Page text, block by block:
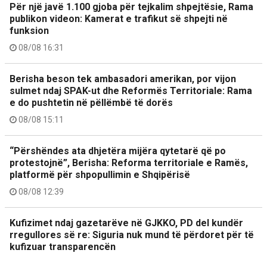
Për një javë 1.100 gjoba për tejkalim shpejtësie, Rama
publikon videon: Kamerat e trafikut së shpejti në
funksion
08/08 16:31
Berisha beson tek ambasadori amerikan, por vijon
sulmet ndaj SPAK-ut dhe Reformës Territoriale: Rama
e do pushtetin në pëllëmbë të dorës
08/08 15:11
“Përshëndes ata dhjetëra mijëra qytetarë që po
protestojnë”, Berisha: Reforma territoriale e Ramës,
platformë për shpopullimin e Shqipërisë
08/08 12:39
Kufizimet ndaj gazetarëve në GJKKO, PD del kundër
rregullores së re: Siguria nuk mund të përdoret për të
kufizuar transparencën